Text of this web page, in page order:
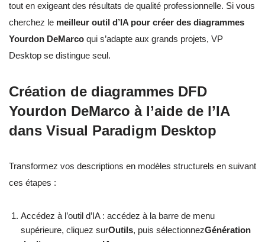
tout en exigeant des résultats de qualité professionnelle. Si vous
cherchez le meilleur outil d’IA pour créer des diagrammes
Yourdon DeMarco qui s’adapte aux grands projets, VP
Desktop se distingue seul.
Création de diagrammes DFD
Yourdon DeMarco à l’aide de l’IA
dans Visual Paradigm Desktop
Transformez vos descriptions en modèles structurels en suivant
ces étapes :
Accédez à l’outil d’IA : accédez à la barre de menu
supérieure, cliquez surOutils, puis sélectionnezGénération